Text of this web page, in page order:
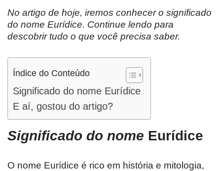
No artigo de hoje, iremos conhecer o significado
do nome Eurídice. Continue lendo para
descobrir tudo o que você precisa saber.
Índice do Conteúdo
Significado do nome Eurídice
E aí, gostou do artigo?
Significado do nome Eurídice
O nome Eurídice é rico em história e mitologia,